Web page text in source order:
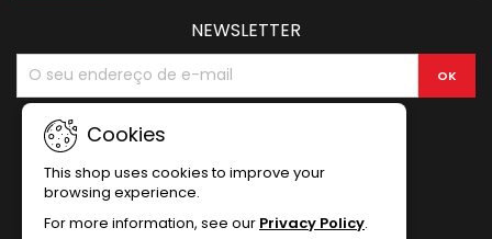
Cookies
This shop uses cookies to improve your
browsing experience.
For more information, see our Privacy Policy.
NEWSLETTER